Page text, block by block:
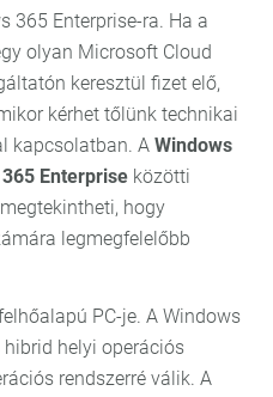
365 Enterprise-ra. Ha a
olyan Microsoft Cloud
keresztül fizet elő,
kérhet tőlünk technikai
kapcsolatban. A Windows
Enterprise közötti
hogy
legmegfelelőbb
PC-je. A Windows
helyi operációs
rendszerré válik. A